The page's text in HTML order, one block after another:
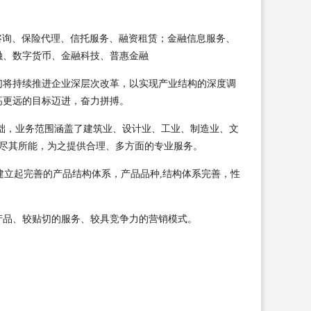
、保险代理、信托服务、融资租赁；金融信息服务、
数字货币、金融科技、普惠金融
持续推进企业深层次改革，以实现产业结构的深度调
远的目标迈进，奋力拼搏。
业务范围涵盖了建筑业、设计业、工业、制造业、文
所能，为之提供合理、多方面的专业服务。
起完善的产品结构体系，产品品种,结构体系完善，性
、较贴切的服务、较具竞争力的营销模式。